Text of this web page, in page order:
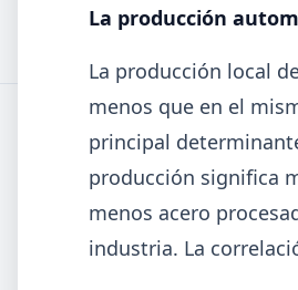
La producción
La producción local
menos que en el
principal
producción significa
menos acero
industria. La